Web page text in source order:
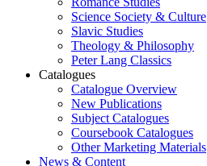
Science Society & Culture
Slavic Studies
Theology & Philosophy
Peter Lang Classics
Catalogues
Catalogue Overview
New Publications
Subject Catalogues
Coursebook Catalogues
Other Marketing Materials
News & Content